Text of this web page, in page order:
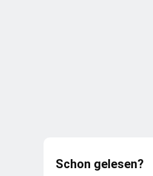
Schon gelesen?